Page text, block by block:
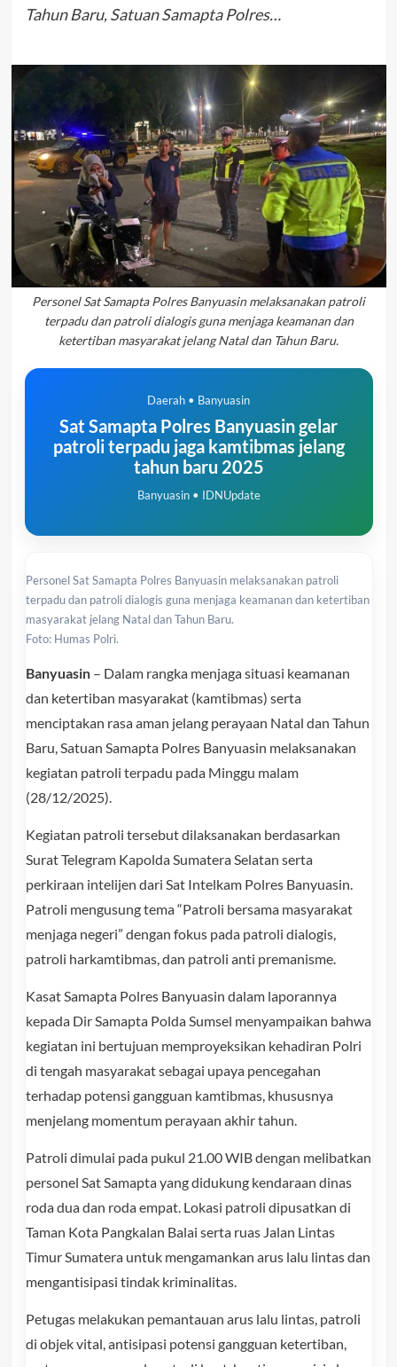
Tahun Baru, Satuan Samapta Polres…
Personel Sat Samapta Polres Banyuasin melaksanakan patroli
terpadu dan patroli dialogis guna menjaga keamanan dan
ketertiban masyarakat jelang Natal dan Tahun Baru.
Daerah • Banyuasin
Sat Samapta Polres Banyuasin gelar
patroli terpadu jaga kamtibmas jelang
tahun baru 2025
Banyuasin • IDNUpdate
Personel Sat Samapta Polres Banyuasin melaksanakan patroli
terpadu dan patroli dialogis guna menjaga keamanan dan ketertiban
masyarakat jelang Natal dan Tahun Baru.
Foto: Humas Polri.
Banyuasin– Dalam rangka menjaga situasi keamanan
dan ketertiban masyarakat (kamtibmas) serta
menciptakan rasa aman jelang perayaan Natal dan Tahun
Baru, Satuan Samapta Polres Banyuasin melaksanakan
kegiatan patroli terpadu pada Minggu malam
(28/12/2025).
Kegiatan patroli tersebut dilaksanakan berdasarkan
Surat Telegram Kapolda Sumatera Selatan serta
perkiraan intelijen dari Sat Intelkam Polres Banyuasin.
Patroli mengusung tema “Patroli bersama masyarakat
menjaga negeri” dengan fokus pada patroli dialogis,
patroli harkamtibmas, dan patroli anti premanisme.
Kasat Samapta Polres Banyuasin dalam laporannya
kepada Dir Samapta Polda Sumsel menyampaikan bahwa
kegiatan ini bertujuan memproyeksikan kehadiran Polri
di tengah masyarakat sebagai upaya pencegahan
terhadap potensi gangguan kamtibmas, khususnya
menjelang momentum perayaan akhir tahun.
Patroli dimulai pada pukul 21.00 WIB dengan melibatkan
personel Sat Samapta yang didukung kendaraan dinas
roda dua dan roda empat. Lokasi patroli dipusatkan di
Taman Kota Pangkalan Balai serta ruas Jalan Lintas
Timur Sumatera untuk mengamankan arus lalu lintas dan
mengantisipasi tindak kriminalitas.
Petugas melakukan pemantauan arus lalu lintas, patroli
di objek vital, antisipasi potensi gangguan ketertiban,